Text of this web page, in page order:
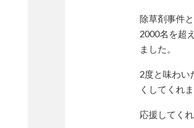
除草剤事件
2000名を超
ました。
2度と味わい
くしてくれま
応援してく